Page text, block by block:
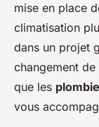
mise en place
climatisation
dans un projet
changement
que les
vous